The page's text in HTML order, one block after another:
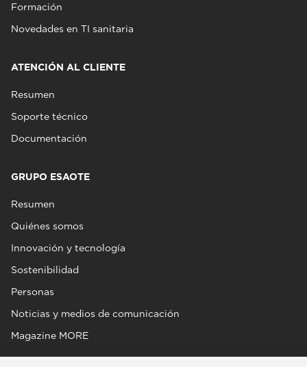
Formación
Novedades en TI sanitaria
ATENCIÓN AL CLIENTE
Resumen
Soporte técnico
Documentación
GRUPO ESAOTE
Resumen
Quiénes somos
Innovación y tecnología
Sostenibilidad
Personas
Noticias y medios de comunicación
Magazine MORE